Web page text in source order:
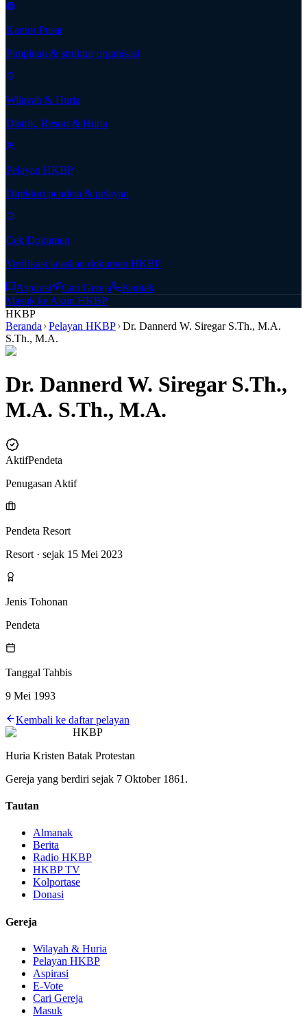
Kantor Pusat
Pimpinan & struktur organisasi
Wilayah & Huria
Distrik, Resort & Huria
Pelayan HKBP
Direktori pendeta & pelayan
Cek Dokumen
Verifikasi keaslian dokumen HKBP
Aspirasi Cari Gereja
Kontak
Masuk ke Akun HKBP
HKBP
Beranda
Pelayan HKBP Dr. Dannerd W. Siregar S.Th., M.A.
S.Th., M.A.
Dr. Dannerd W. Siregar S.Th.,
M.A. S.Th., M.A.
AktifPendeta
Penugasan Aktif
Pendeta Resort
Resort · sejak 15 Mei 2023
Jenis Tohonan
Pendeta
Tanggal Tahbis
9 Mei 1993
Kembali ke daftar pelayan
HKBP
Huria Kristen Batak Protestan
Gereja yang berdiri sejak 7 Oktober 1861.
Tautan
Almanak
Berita
Radio HKBP
HKBP TV
Kolportase
Donasi
Gereja
Wilayah & Huria
Pelayan HKBP
Aspirasi
E-Vote
Cari Gereja
Masuk